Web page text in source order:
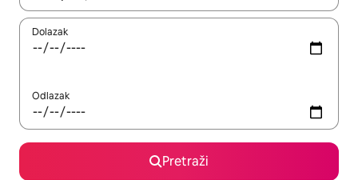
Dolazak
Odlazak
Pretraži